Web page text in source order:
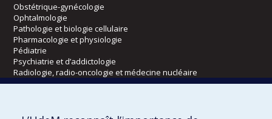
Obstétrique-gynécologie
Ophtalmologie
Pathologie et biologie cellulaire
Pharmacologie et physiologie
Pédiatrie
Psychiatrie et d’addictologie
Radiologie, radio-oncologie et médecine nucléaire
Écoles